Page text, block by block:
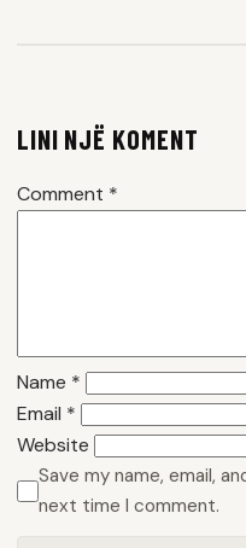
LINI NJË KOMENT
Comment *
Name *
Email *
Website
Save my name, email,
next time I comment.